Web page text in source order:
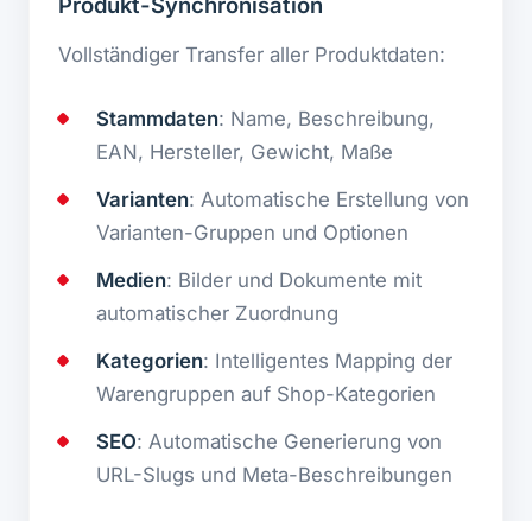
Vollständiger Transfer aller Produktdaten:
Stammdaten: Name, Beschreibung,
EAN, Hersteller, Gewicht, Maße
Varianten: Automatische Erstellung von
Varianten-Gruppen und Optionen
Medien: Bilder und Dokumente mit
automatischer Zuordnung
Kategorien: Intelligentes Mapping der
Warengruppen auf Shop-Kategorien
SEO: Automatische Generierung von
URL-Slugs und Meta-Beschreibungen